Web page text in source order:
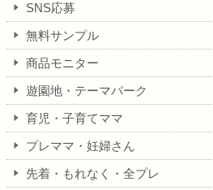
SNS応募
無料サンプル
商品モニター
遊園地・テーマパーク
育児・子育てママ
プレママ・妊婦さん
先着・もれなく・全プレ